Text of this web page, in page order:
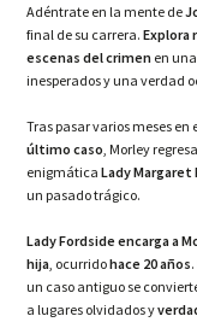
(PS5)
cantidad
Adéntrate en la mente de
final de su carrera.Explora
escenas del crimen en
inesperados y una verdad
Tras pasar varios meses
último caso, Morley
enigmáticaLady Margaret
un pasado trágico.
Lady Fordside encarga a
hija, ocurridohace 20 años
un caso antiguo se
a lugares olvidados y